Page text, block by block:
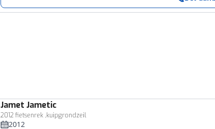
Jamet Jametic
2012 fietsenrek ,kuipgrondzeil
2012